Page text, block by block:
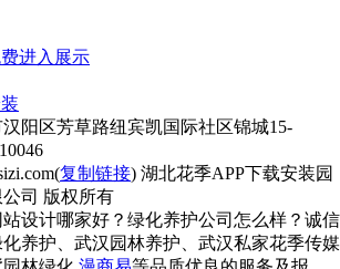
进入展示
市汉阳区芳草路纽宾凯国际社区锦城15-
复制链接) 湖北花季APP下载安装园
司 版权所有
计哪家好？绿化养护公司怎么样？诚信
护、武汉园林养护、武汉私家花季传媒